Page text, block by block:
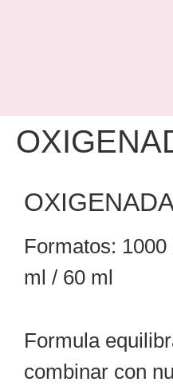
Formatos:
ml / 60 ml
Formula
combinar con